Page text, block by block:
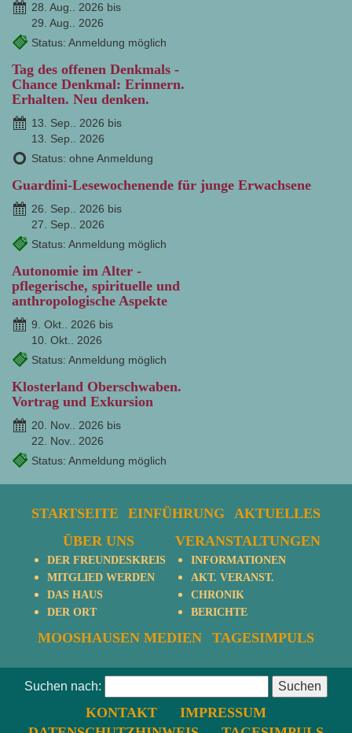
28. Aug.. 2026 bis
29. Aug.. 2026
Status: Anmeldung möglich
Tag des offenen Denkmals -
Chance Denkmal: Erinnern.
Erhalten. Neu denken.
13. Sep.. 2026 bis
13. Sep.. 2026
Status: ohne Anmeldung
Guardini-Lesewochenende für junge Erwachsene
26. Sep.. 2026 bis
27. Sep.. 2026
Status: Anmeldung möglich
Autonomie im Alter -
pflegerische, spirituelle und
anthropologische Aspekte
9. Okt.. 2026 bis
10. Okt.. 2026
Status: Anmeldung möglich
Klosterland Oberschwaben.
Vortrag und Exkursion
20. Nov.. 2026 bis
22. Nov.. 2026
Status: Anmeldung möglich
STARTSEITE EINFÜHRUNG
AKTUELLES
ÜBER UNS
DER FREUNDESKREIS
MITGLIED WERDEN
DAS HAUS
DER ORT
VERANSTALTUNGEN
INFORMATIONEN
AKT. VERANST.
CHRONIK
BERICHTE
MOOSHAUSEN MEDIEN TAGESIMPULS
Suchen nach:
KONTAKT
IMPRESSUM